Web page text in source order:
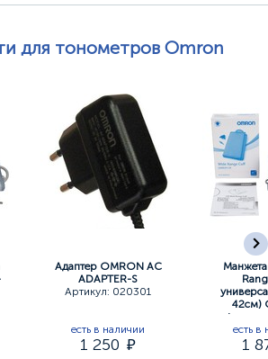
для тонометров Omron
Адаптер ОМRОN АС
АDAPTER-S
Артикул: 020301
есть в наличии
1 250
42см)
есть в
1